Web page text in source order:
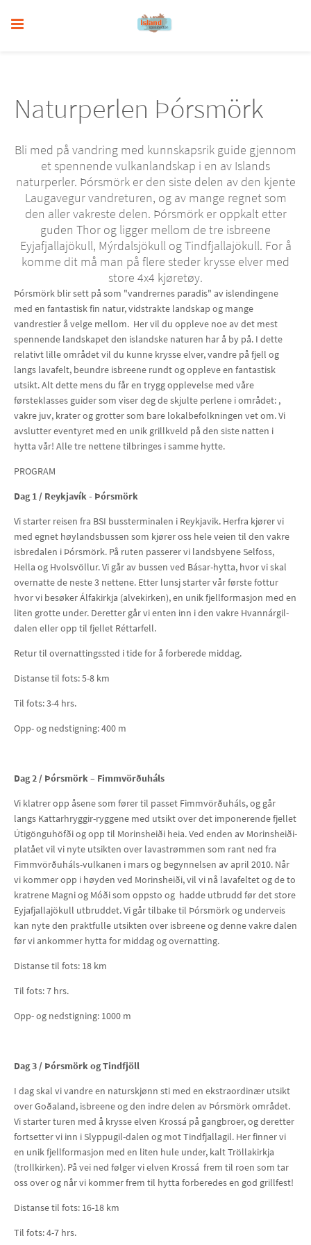
Naturperlen Þórsmörk
Bli med på vandring med kunnskapsrik guide gjennom
et spennende vulkanlandskap i en av Islands
naturperler. Þórsmörk er den siste delen av den kjente
Laugavegur vandreturen, og av mange regnet som
den aller vakreste delen. Þórsmörk er oppkalt etter
guden Thor og ligger mellom de tre isbreene
Eyjafjallajökull, Mýrdalsjökull og Tindfjallajökull. For å
komme dit må man på flere steder krysse elver med
store 4x4 kjøretøy.
Þórsmörk blir sett på som "vandrernes paradis" av islendingene
med en fantastisk fin natur, vidstrakte landskap og mange
vandrestier å velge mellom. Her vil du oppleve noe av det mest
spennende landskapet den islandske naturen har å by på. I dette
relativt lille området vil du kunne krysse elver, vandre på fjell og
langs lavafelt, beundre isbreene rundt og oppleve en fantastisk
utsikt. Alt dette mens du får en trygg opplevelse med våre
førsteklasses guider som viser deg de skjulte perlene i området: ,
vakre juv, krater og grotter som bare lokalbefolkningen vet om. Vi
avslutter eventyret med en unik grillkveld på den siste natten i
hytta vår! Alle tre nettene tilbringes i samme hytte.
PROGRAM
Dag 1 / Reykjavík - Þórsmörk
Vi starter reisen fra BSI bussterminalen i Reykjavik. Herfra kjører vi
med egnet høylandsbussen som kjører oss hele veien til den vakre
isbredalen i Þórsmörk. På ruten passerer vi landsbyene Selfoss,
Hella og Hvolsvöllur. Vi går av bussen ved Básar-hytta, hvor vi skal
overnatte de neste 3 nettene. Etter lunsj starter vår første fottur
hvor vi besøker Álfakirkja (alvekirken), en unik fjellformasjon med en
liten grotte under. Deretter går vi enten inn i den vakre Hvannárgil-
dalen eller opp til fjellet Réttarfell.
Retur til overnattingssted i tide for å forberede middag.
Distanse til fots: 5-8 km
Til fots: 3-4 hrs.
Opp- og nedstigning: 400 m
Dag 2 / Þórsmörk – Fimmvörðuháls
Vi klatrer opp åsene som fører til passet Fimmvörðuháls, og går
langs Kattarhryggir-ryggene med utsikt over det imponerende fjellet
Útigönguhöfði og opp til Morinsheiði heia. Ved enden av Morinsheiði-
platået vil vi nyte utsikten over lavastrømmen som rant ned fra
Fimmvörðuháls-vulkanen i mars og begynnelsen av april 2010. Når
vi kommer opp i høyden ved Morinsheiði, vil vi nå lavafeltet og de to
kratrene Magni og Móði som oppsto og hadde utbrudd før det store
Eyjafjallajökull utbruddet. Vi går tilbake til Þórsmörk og underveis
kan nyte den praktfulle utsikten over isbreene og denne vakre dalen
før vi ankommer hytta for middag og overnatting.
Distanse til fots: 18 km
Til fots: 7 hrs.
Opp- og nedstigning: 1000 m
Dag 3 / Þórsmörk og Tindfjöll
I dag skal vi vandre en naturskjønn sti med en ekstraordinær utsikt
over Goðaland, isbreene og den indre delen av Þórsmörk området.
Vi starter turen med å krysse elven Krossá på gangbroer, og deretter
fortsetter vi inn i Slyppugil-dalen og mot Tindfjallagil. Her finner vi
en unik fjellformasjon med en liten hule under, kalt Tröllakirkja
(trollkirken). På vei ned følger vi elven Krossá frem til roen som tar
oss over og når vi kommer frem til hytta forberedes en god grillfest!
Distanse til fots: 16-18 km
Til fots: 4-7 hrs.